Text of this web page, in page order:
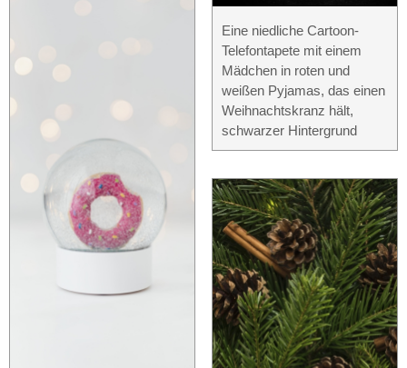
Eine niedliche Cartoon-
Telefontapete mit einem
Mädchen in roten und
weißen Pyjamas, das einen
Weihnachtskranz hält,
schwarzer Hintergrund